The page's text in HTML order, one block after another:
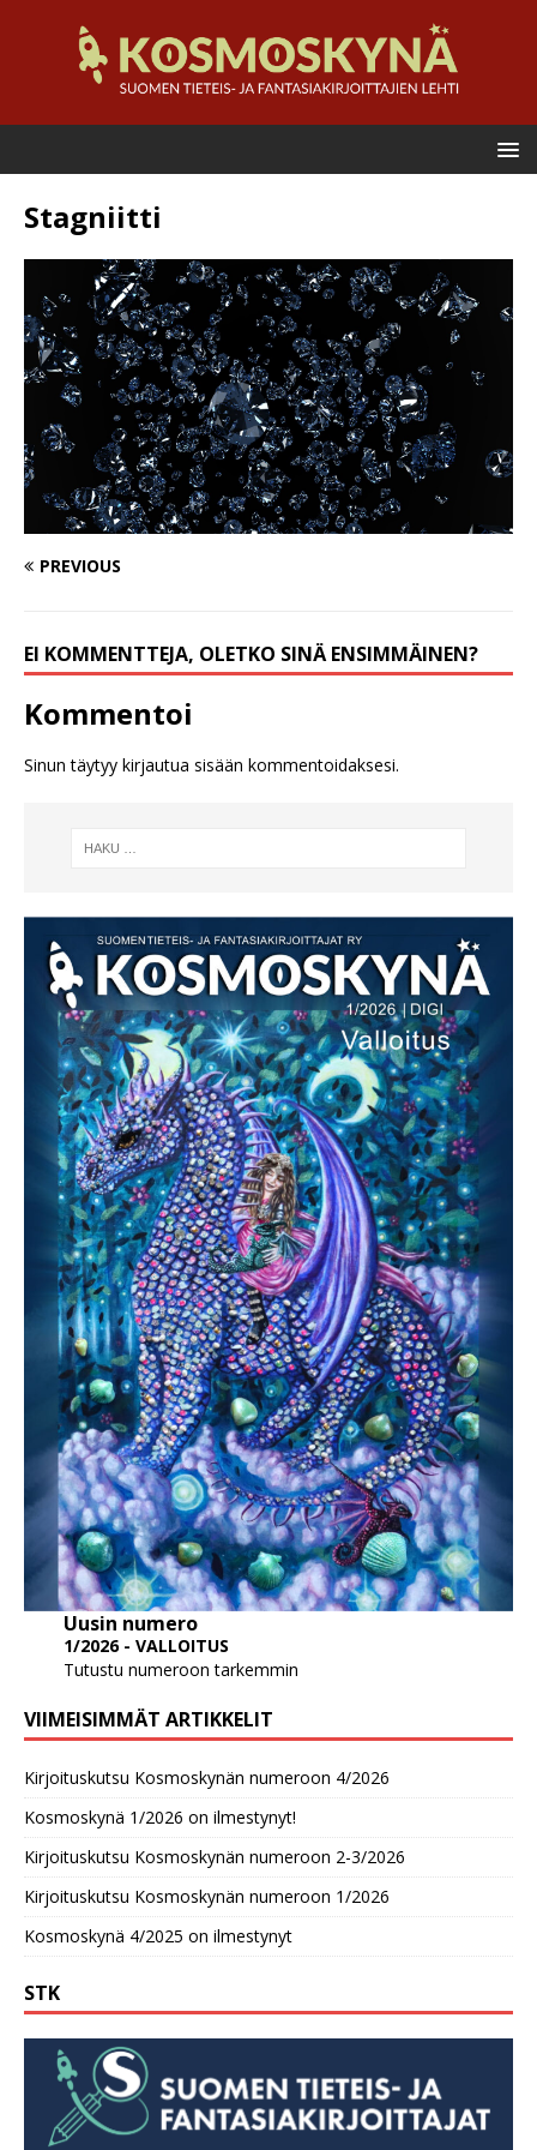
Stagniitti
PREVIOUS
EI KOMMENTTEJA, OLETKO SINÄ ENSIMMÄINEN?
Kommentoi
Sinun täytyy kirjautua sisään kommentoidaksesi.
Uusin numero
1/2026 - VALLOITUS
Tutustu numeroon tarkemmin
VIIMEISIMMÄT ARTIKKELIT
Kirjoituskutsu Kosmoskynän numeroon 4/2026
Kosmoskynä 1/2026 on ilmestynyt!
Kirjoituskutsu Kosmoskynän numeroon 2-3/2026
Kirjoituskutsu Kosmoskynän numeroon 1/2026
Kosmoskynä 4/2025 on ilmestynyt
STK